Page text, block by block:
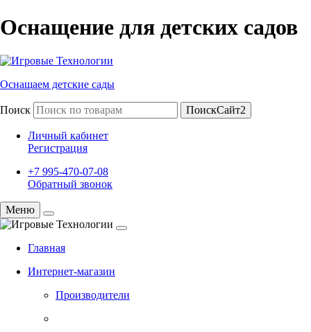
Оснащение для детских садов
Оснащаем детские сады
Поиск ПоискСайт2
Личный кабинет
Регистрация
+7 995-470-07-08
Обратный звонок
Меню
Главная
Интернет-магазин
Производители